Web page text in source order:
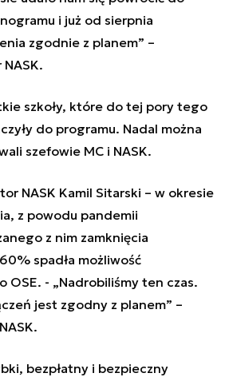
i już od sierpnia
zgodnie z planem” –
szkoły, które do tej pory tego
do programu. Nadal można
szefowie MC i NASK.
NASK Kamil Sitarski – w okresie
z powodu pandemii
z nim zamknięcia
spadła możliwość
OSE. - „Nadrobiliśmy ten czas.
jest zgodny z planem” –
bezpłatny i bezpieczny